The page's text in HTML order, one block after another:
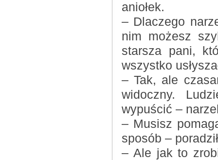
aniołek.
– Dlaczego
nim możesz
starsza pani,
wszystko
– Tak, ale
widoczny.
wypuścić –
– Musisz
sposób –
– Ale jak to